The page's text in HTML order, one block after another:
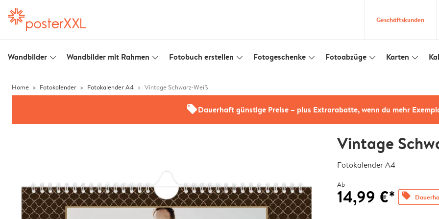
Geschäftskunden
Wandbilder slim_arrow_down Wandbilder mit Rahmen slim_arrow_down Fotobuch erstellen slim_arrow_down Fotogeschenke slim_arrow_down Fotoabzüge slim_arrow_down Karten slim_arrow_down
Home Fotokalender Fotokalender A4 Vintage Schwarz-Weiß
offersDauerhaft günstige Preise – plus Extrarabatte, wenn du mehr
Vintage
Fotokalender A4
Ab
14,99 €* offers